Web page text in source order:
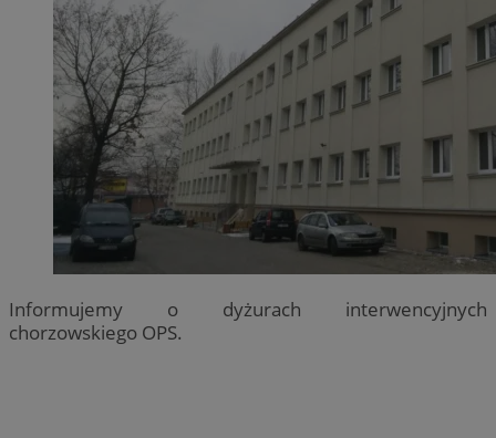
Informujemy o dyżurach interwencyjnych
chorzowskiego OPS.